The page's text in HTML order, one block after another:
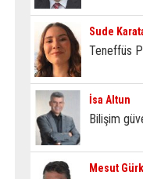
Sude
Teneffüs
İsa Altun
Bilişim
Mesut